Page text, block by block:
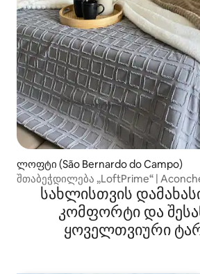
ლოფტი (São Bernardo do Campo)
შთაბეჭდილება „LoftPrime“ |
სახლისთვის
კომფორტი და
ყოველთვიური